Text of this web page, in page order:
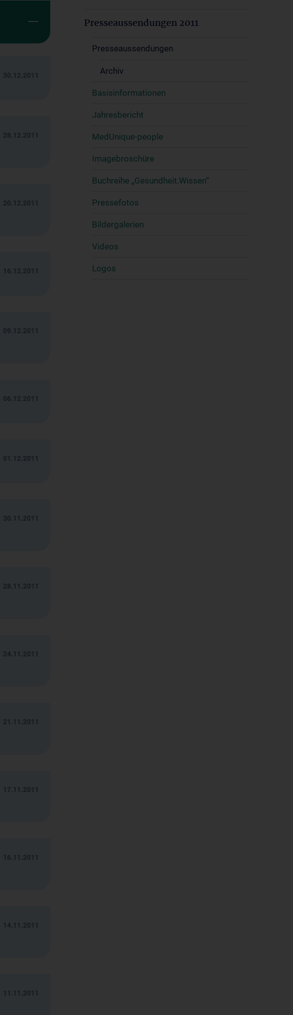
30.12.2011
28.12.2011
20.12.2011
16.12.2011
09.12.2011
06.12.2011
01.12.2011
30.11.2011
28.11.2011
24.11.2011
21.11.2011
17.11.2011
16.11.2011
14.11.2011
11.11.2011
Presseaussendungen 2011
Presseaussendungen
Archiv
Basisinformationen
Jahresbericht
MedUnique-people
Imagebroschüre
Buchreihe „Gesundheit.Wissen“
Pressefotos
Bildergalerien
Videos
Logos